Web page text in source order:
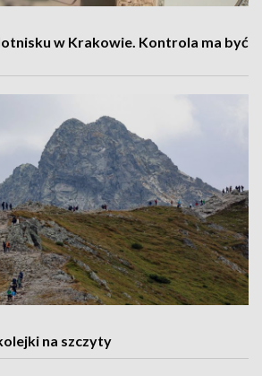
w Krakowie. Kontrola ma być
na szczyty